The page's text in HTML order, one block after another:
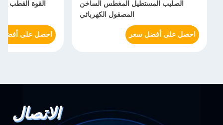
الصليب المستطيل المغطس الساخن
المصقول الكهربائي
احصل على أفضل سعر
القوة القطب
احصل على
الاتصال